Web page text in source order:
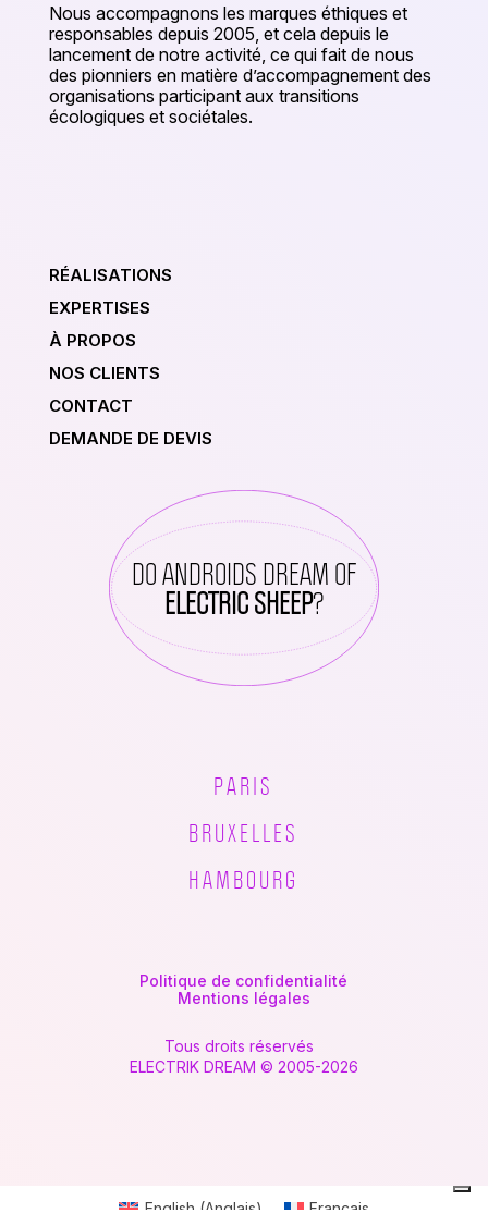
Nous accompagnons les marques éthiques et
responsables depuis 2005, et cela depuis le
lancement de notre activité, ce qui fait de nous
des pionniers en matière d’accompagnement des
organisations participant aux transitions
écologiques et sociétales.
RÉALISATIONS
EXPERTISES
À PROPOS
NOS CLIENTS
CONTACT
DEMANDE DE DEVIS
DO ANDROIDS DREAM OF
ELECTRIC SHEEP?
PARIS
BRUXELLES
HAMBOURG
Politique de confidentialité
Mentions légales
Tous droits réservés
ELECTRIK DREAM © 2005-2026
English (Anglais) Français